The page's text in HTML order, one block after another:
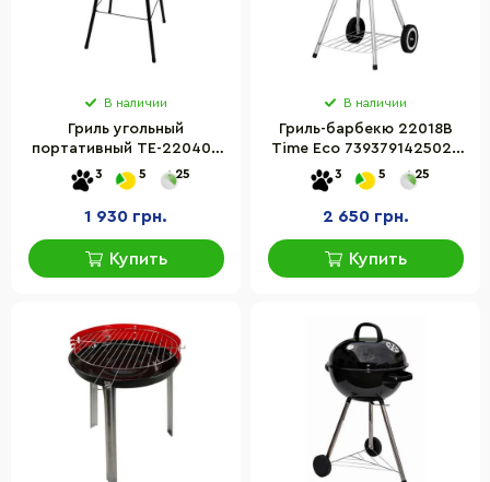
В наличии
Гриль угольный
портативный TE-22040B
4820211101176
3 5 25
1 930 грн.
Купить
В наличии
Гриль-барбекю 22018В
Time Eco 7393791425026
металический
3 5 25
2 650 грн.
Купить